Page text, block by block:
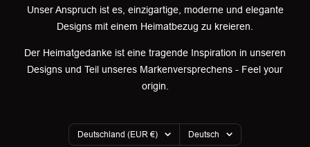
Retoure & Umtausch
Retourenportal
AGB
Widerrufsbelehrung
Unser Anspruch ist es, einzigartige, moderne und elegante
Designs mit einem Heimatbezug zu kreieren.
Der Heimatgedanke ist eine tragende Inspiration in unseren
Designs und Teil unseres Markenversprechens - Feel your
origin.
Land/Region
Deutschland (EUR €) Sprache
Deutsch